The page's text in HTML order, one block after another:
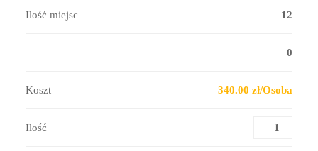
Ilość miejsc 12
0
Koszt 340.00 zł/Osoba
Ilość